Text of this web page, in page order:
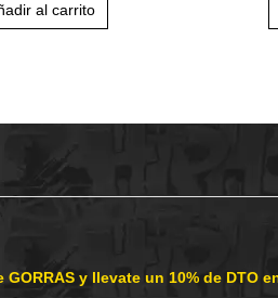
al carrito
GORRAS y llevate un 10% de DTO